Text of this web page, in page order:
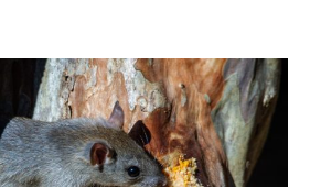
douche
à
l’italienne